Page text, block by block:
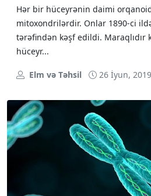
Hər bir hüceyrənin daimi
mitoxondrilərdir. Onlar 1890-ci
tərəfindən kəşf edildi.
hüceyr...
Elm və Təhsil 26 İyun, 2019